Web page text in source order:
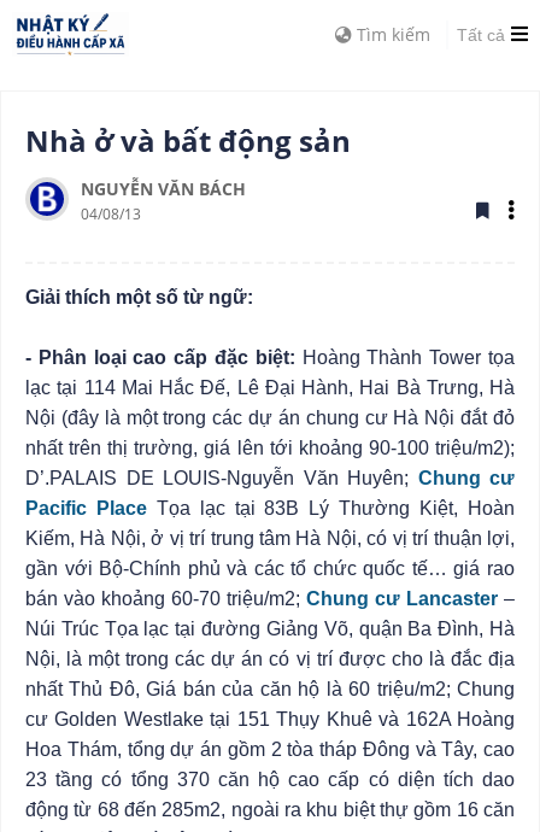
Tìm kiếm Tất cả
Nhà ở và bất động sản
NGUYỄN VĂN BÁCH
04/08/13
Giải thích một số từ ngữ:
- Phân loại cao cấp đặc biệt: Hoàng Thành Tower tọa
lạc tại 114 Mai Hắc Đế, Lê Đại Hành, Hai Bà Trưng, Hà
Nội (đây là một trong các dự án chung cư Hà Nội đắt đỏ
nhất trên thị trường, giá lên tới khoảng 90-100 triệu/m2);
D’.PALAIS DE LOUIS-Nguyễn Văn Huyên; Chung cư
Pacific PlaceTọa lạc tại 83B Lý Thường Kiệt, Hoàn
Kiếm, Hà Nội, ở vị trí trung tâm Hà Nội, có vị trí thuận lợi,
gần với Bộ-Chính phủ và các tổ chức quốc tế… giá rao
bán vào khoảng 60-70 triệu/m2; Chung cư Lancaster –
Núi Trúc Tọa lạc tại đường Giảng Võ, quận Ba Đình, Hà
Nội, là một trong các dự án có vị trí được cho là đắc địa
nhất Thủ Đô, Giá bán của căn hộ là 60 triệu/m2; Chung
cư Golden Westlake tại 151 Thụy Khuê và 162A Hoàng
Hoa Thám, tổng dự án gồm 2 tòa tháp Đông và Tây, cao
23 tầng có tổng 370 căn hộ cao cấp có diện tích dao
động từ 68 đến 285m2, ngoài ra khu biệt thự gồm 16 căn